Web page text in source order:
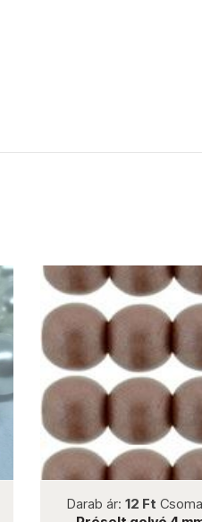
Darab ár: 12 Ft